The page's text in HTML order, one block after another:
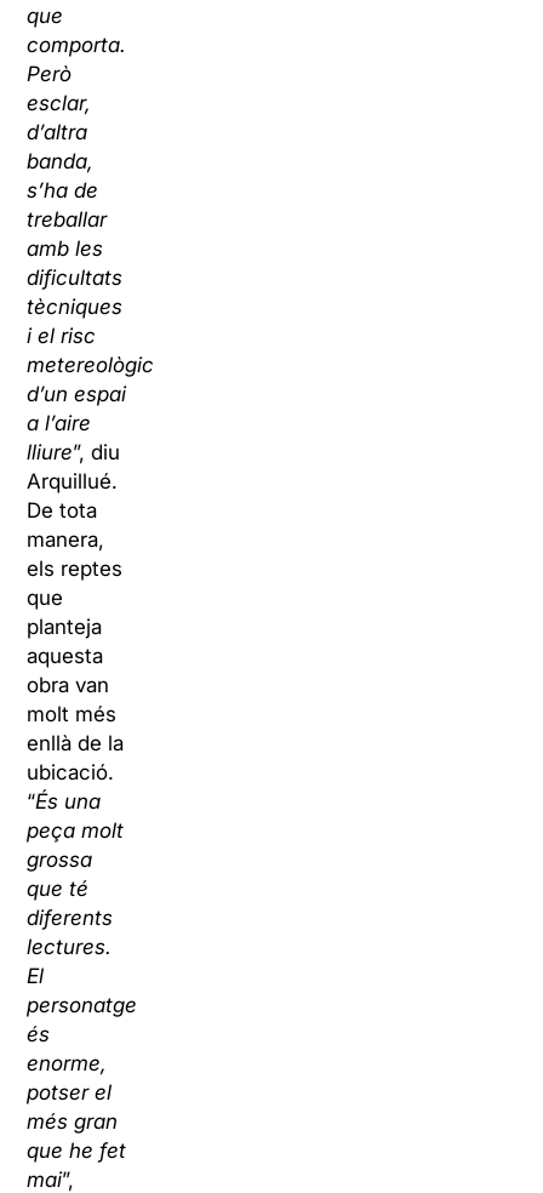
que
comporta.
Però
esclar,
d’altra
banda,
s’ha de
treballar
amb les
dificultats
tècniques
i el risc
metereològic
d’un espai
a l’aire
lliure”, diu
Arquillué.
De tota
manera,
els reptes
que
planteja
aquesta
obra van
molt més
enllà de la
ubicació.
“És una
peça molt
grossa
que té
diferents
lectures.
El
personatge
és
enorme,
potser el
més gran
que he fet
mai”,